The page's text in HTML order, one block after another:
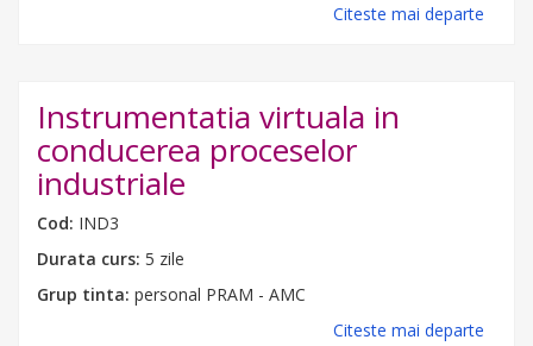
Citeste mai departe
Instrumentatia virtuala in
conducerea proceselor
industriale
Cod: IND3
Durata curs: 5 zile
Grup tinta: personal PRAM - AMC
Citeste mai departe